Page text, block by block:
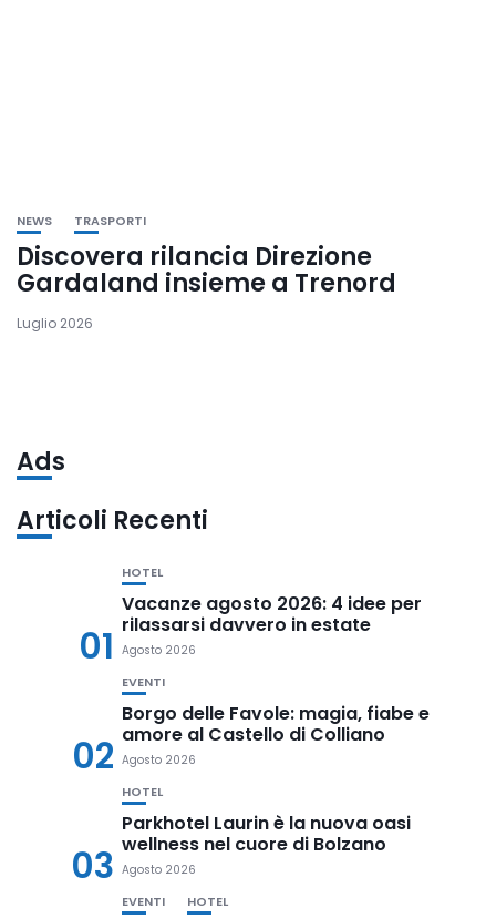
NEWS TRASPORTI
Discovera rilancia Direzione
Gardaland insieme a Trenord
Luglio 2026
Ads
Articoli Recenti
01
HOTEL
Vacanze agosto 2026: 4 idee per
rilassarsi davvero in estate
Agosto 2026
02
EVENTI
Borgo delle Favole: magia, fiabe e
amore al Castello di Colliano
Agosto 2026
03
HOTEL
Parkhotel Laurin è la nuova oasi
wellness nel cuore di Bolzano
Agosto 2026
EVENTI HOTEL